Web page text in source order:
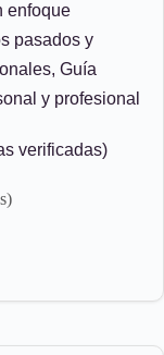
enfoque
pasados y
Guía
y profesional
verificadas)